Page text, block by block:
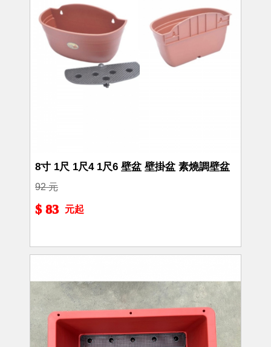
8寸 1尺 1尺4 1尺6 壁盆 壁掛盆 素燒調壁盆
92 元
$ 83 元起